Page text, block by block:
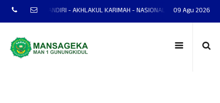
- MANDIRI - AKHLAKUL KARIMAH - NASIONALIS - TERAMPIL - ADAPTIF
09 Agu 2026